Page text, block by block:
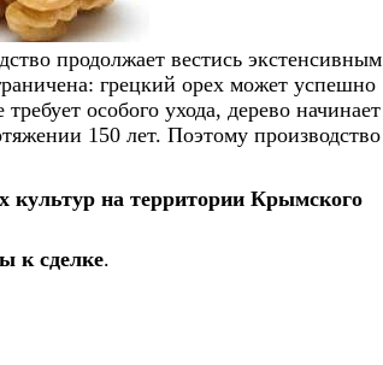
продолжает вестись экстенсивным
грецкий орех может успешно
особого ухода, дерево начинает
150 лет. Поэтому производство
культур на территории Крымского
к сделке.